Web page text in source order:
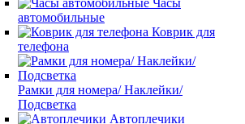
Часы
автомобильные
Коврик для
телефона
Рамки для номера/ Наклейки/
Подсветка
Автоплечики